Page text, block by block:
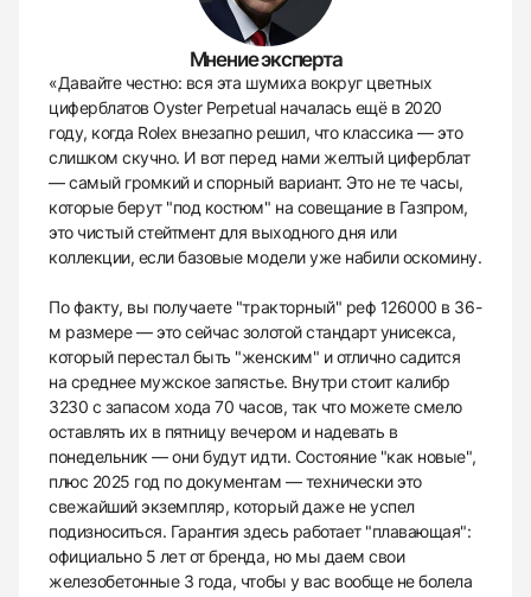
Мнение эксперта
«Давайте честно: вся эта шумиха вокруг цветных
циферблатов Oyster Perpetual началась ещё в 2020
году, когда Rolex внезапно решил, что классика — это
слишком скучно. И вот перед нами желтый циферблат
— самый громкий и спорный вариант. Это не те часы,
которые берут "под костюм" на совещание в Газпром,
это чистый стейтмент для выходного дня или
коллекции, если базовые модели уже набили оскомину.
По факту, вы получаете "тракторный" реф 126000 в 36-
м размере — это сейчас золотой стандарт унисекса,
который перестал быть "женским" и отлично садится
на среднее мужское запястье. Внутри стоит калибр
3230 с запасом хода 70 часов, так что можете смело
оставлять их в пятницу вечером и надевать в
понедельник — они будут идти. Состояние "как новые",
плюс 2025 год по документам — технически это
свежайший экземпляр, который даже не успел
подизноситься. Гарантия здесь работает "плавающая":
официально 5 лет от бренда, но мы даем свои
железобетонные 3 года, чтобы у вас вообще не болела